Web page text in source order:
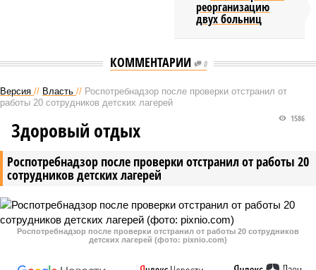
реорганизацию
двух больниц
КОММЕНТАРИИ 0
Версия // Власть // Роспотребнадзор после проверки отстранил от
работы 20 сотрудников детских лагерей
Роспотребнадзор после проверки отстранил от работы 20
сотрудников детских лагерей
1586
Здоровый отдых
Роспотребнадзор после проверки отстранил от работы 20 сотрудников
детских лагерей (фото: pixnio.com)